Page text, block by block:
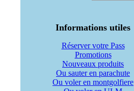
Informations utiles
Réserver votre Pass
Promotions
Nouveaux produits
Ou sauter en parachute
Ou voler en montgolfiere